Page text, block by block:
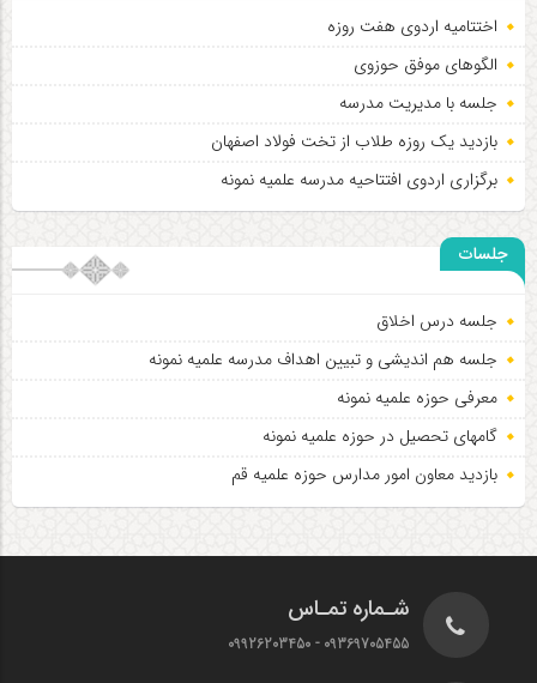
اختتامیه اردوی هفت روزه
الگوهای موفق حوزوی
جلسه با مدیریت مدرسه
بازدید یک روزه طلاب از تخت فولاد اصفهان
برگزاری اردوی افتتاحیه مدرسه علمیه نمونه
جلسات
جلسه درس اخلاق
جلسه هم اندیشی و تبیین اهداف مدرسه علمیه نمونه
معرفی حوزه علمیه نمونه
گامهای تحصیل در حوزه علمیه نمونه
بازدید معاون امور مدارس حوزه علمیه قم
شـماره تمـاس
09369705455 - 09926203450